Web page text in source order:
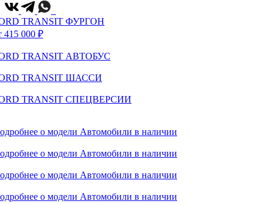
TRANSIT ФУРГОН
415 000 ₽
TRANSIT АВТОБУС
TRANSIT ШАССИ
TRANSIT СПЕЦВЕРСИИ
о модели Автомобили в наличии
о модели Автомобили в наличии
о модели Автомобили в наличии
о модели Автомобили в наличии